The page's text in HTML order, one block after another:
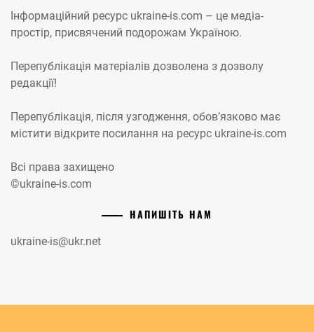
Інформаційний ресурс ukraine-is.com – це медіа-
простір, присвячений подорожам Україною.
Перепублікація матеріалів дозволена з дозволу
редакції!
Перепублікація, після узгодження, обов’язково має
містити відкрите посилання на ресурс ukraine-is.com
Всі права захищено
©ukraine-is.com
НАПИШІТЬ НАМ
ukraine-is@ukr.net